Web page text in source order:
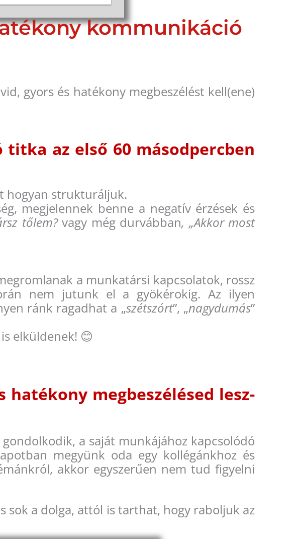
kommunikáció
gyors és hatékony megbeszélést kell(ene)
az első 60 másodpercben
hogyan strukturáljuk.
megjelennek benne a negatív érzések és
tőlem?vagy még durvábban, „Akkor most
a munkatársi kapcsolatok, rossz
nem jutunk el a gyökérokig. Az ilyen
ránk ragadhat a „szétszórt”, „nagydumás”
is elküldenek! 😊
megbeszélésed lesz-
a saját munkájához kapcsolódó
megyünk oda egy kollégánkhoz és
akkor egyszerűen nem tud figyelni
sok a dolga, attól is tarthat, hogy raboljuk az